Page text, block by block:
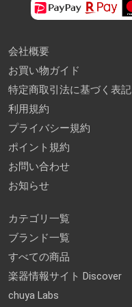
会社概要
お買い物ガイド
特定商取引法に基づく表記
利用規約
プライバシー規約
ポイント規約
お問い合わせ
お知らせ
カテゴリ一覧
ブランド一覧
すべての商品
楽器情報サイト Discover
chuya Labs